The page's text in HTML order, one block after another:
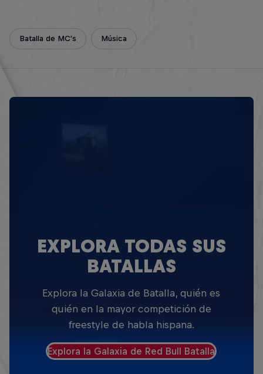
Batalla de MC's Música
EXPLORA TODAS SUS
BATALLAS
Explora la Galaxia de Batalla, quién es
quién en la mayor competición de
freestyle de habla hispana.
Explora la Galaxia de Red Bull Batalla